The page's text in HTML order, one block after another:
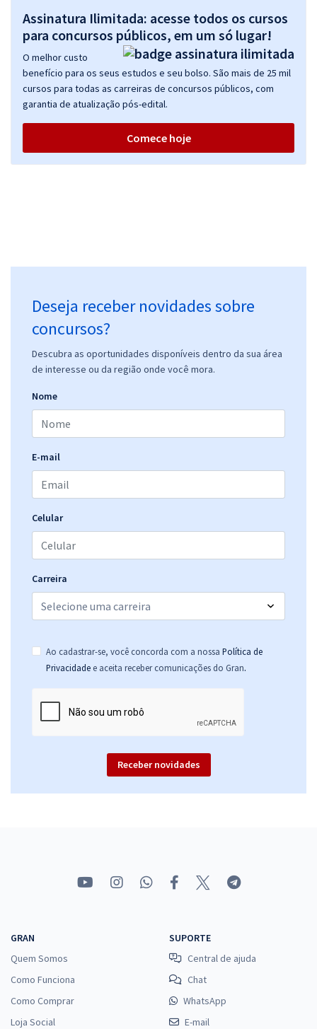
Assinatura Ilimitada: acesse todos os cursos
para concursos públicos, em um só lugar!
O melhor custo
benefício para os seus estudos e seu bolso. São mais de 25 mil
cursos para todas as carreiras de concursos públicos, com
garantia de atualização pós-edital.
Comece hoje
Deseja receber novidades sobre
concursos?
Descubra as oportunidades disponíveis dentro da sua área
de interesse ou da região onde você mora.
Nome
E-mail
Celular
Carreira
Ao cadastrar-se, você concorda com a nossa Política de
Privacidade e aceita receber comunicações do Gran.
Receber novidades
GRAN
Quem Somos
Como Funciona
Como Comprar
Loja Social
SUPORTE
Central de ajuda
Chat
WhatsApp
E-mail